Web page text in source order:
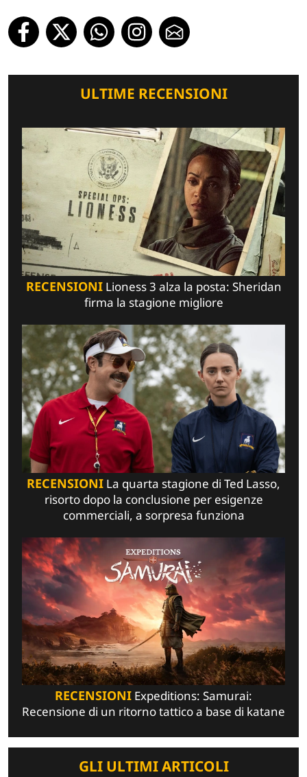
ULTIME RECENSIONI
RECENSIONILioness 3 alza la posta: Sheridan
firma la stagione migliore
RECENSIONI La quarta stagione di Ted Lasso,
risorto dopo la conclusione per esigenze
commerciali, a sorpresa funziona
RECENSIONI Expeditions: Samurai:
Recensione di un ritorno tattico a base di katane
GLI ULTIMI ARTICOLI